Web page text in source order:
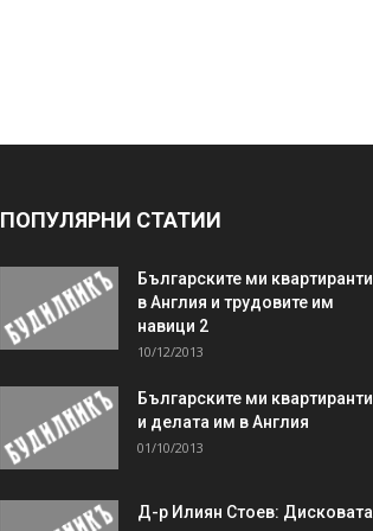
ПОПУЛЯРНИ СТАТИИ
Българските ми квартиранти
в Англия и трудовите им
навици 2
10/12/2013
Българските ми квартиранти
и делата им в Англия
01/10/2013
Д-р Илиян Стоев: Дисковата